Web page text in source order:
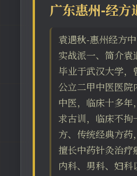
广东惠州-经方
袁遇秋-惠州经方
实战派一、简介袁
毕业于武汉大学，
公立二甲中医医院
中医，临床十多年
求古训，临床不拘
方、传统经典方药
擅长中药针灸治疗
内科、男科、妇科